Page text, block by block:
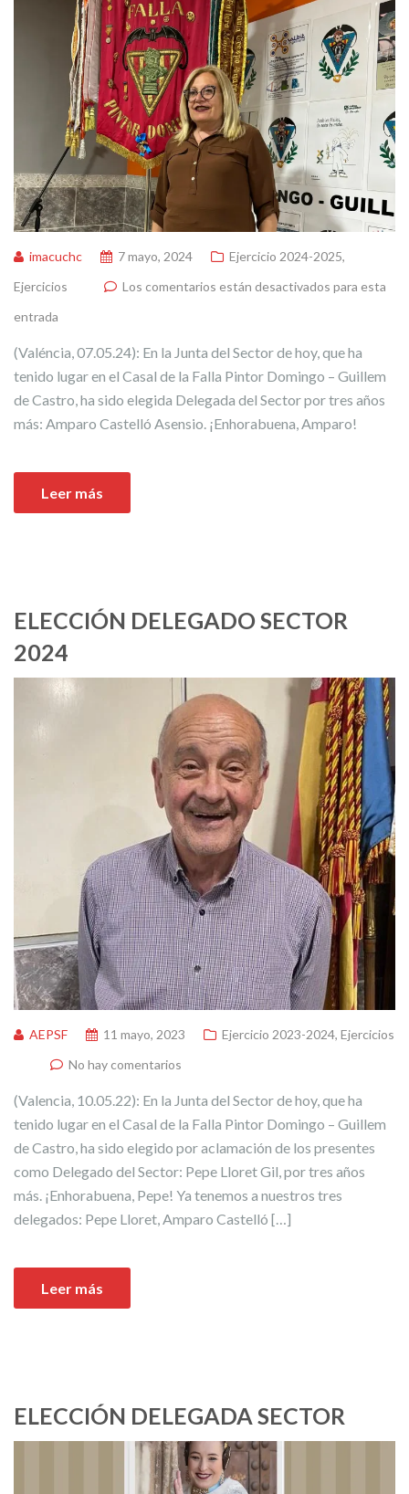
imacuchc 7 mayo, 2024 Ejercicio 2024-2025,
Ejercicios
Los comentarios están desactivados para esta
entrada
(Valéncia, 07.05.24): En la Junta del Sector de hoy, que ha
tenido lugar en el Casal de la Falla Pintor Domingo – Guillem
de Castro, ha sido elegida Delegada del Sector por tres años
más: Amparo Castelló Asensio. ¡Enhorabuena, Amparo!
Leer más
ELECCIÓN DELEGADO SECTOR
2024
AEPSF 11 mayo, 2023 Ejercicio 2023-2024, Ejercicios
No hay comentarios
(Valencia, 10.05.22): En la Junta del Sector de hoy, que ha
tenido lugar en el Casal de la Falla Pintor Domingo – Guillem
de Castro, ha sido elegido por aclamación de los presentes
como Delegado del Sector: Pepe Lloret Gil, por tres años
más. ¡Enhorabuena, Pepe! Ya tenemos a nuestros tres
delegados: Pepe Lloret, Amparo Castelló […]
Leer más
ELECCIÓN DELEGADA SECTOR